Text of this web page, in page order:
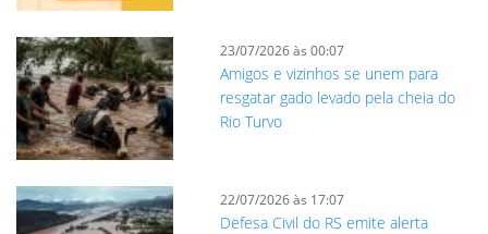
23/07/2026 às 00:07
Amigos e vizinhos se unem para
resgatar gado levado pela cheia do
Rio Turvo
22/07/2026 às 17:07
Defesa Civil do RS emite alerta